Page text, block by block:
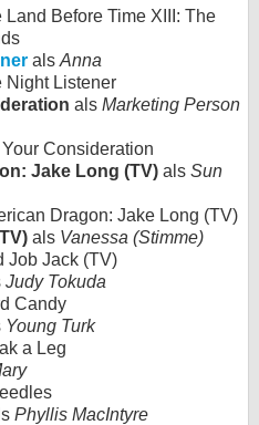
Before Time XIII: The
als Anna
Night Listener
als Marketing Person
Consideration
Jake Long (TV) als Sun
Dragon: Jake Long (TV)
als Vanessa (Stimme)
Job Jack (TV)
Judy Tokuda
Candy
Young Turk
a Leg
Phyllis MacIntyre